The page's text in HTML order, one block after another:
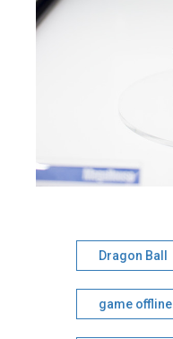
Dragon Ball
game offline